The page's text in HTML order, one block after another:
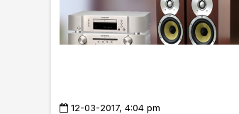
12-03-2017, 4:04 pm